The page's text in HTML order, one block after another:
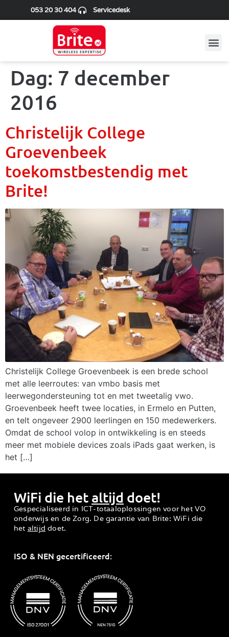
053 20 30 404 Servicedesk
Dag: 7 december
2016
Christelijk College
Groevenbeek
toekomstbestendig met
Brite!
Christelijk College Groevenbeek is een brede school
met alle leerroutes: van vmbo basis met
leerwegondersteuning tot en met tweetalig vwo.
Groevenbeek heeft twee locaties, in Ermelo en Putten,
en telt ongeveer 2900 leerlingen en 150 medewerkers.
Omdat de school volop in ontwikkeling is en steeds
meer met mobiele devices zoals iPads gaat werken, is
het […]
WiFi die het altijd doet!
Gespecialiseerd in ICT-totaaloplossingen voor het VO
onderwijs en de Zorg. De garantie van Brite: WiFi die
het altijd doet.
ISO & NEN gecertificeerd: